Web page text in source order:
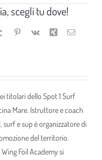
scegli tu dove!
TumblrPinterest
Vk Xing Email
titolari dello Spot 1 Surf
Mare. Istruttore e coach
e sup è organizzatore di
del territorio.
Foil Academy si